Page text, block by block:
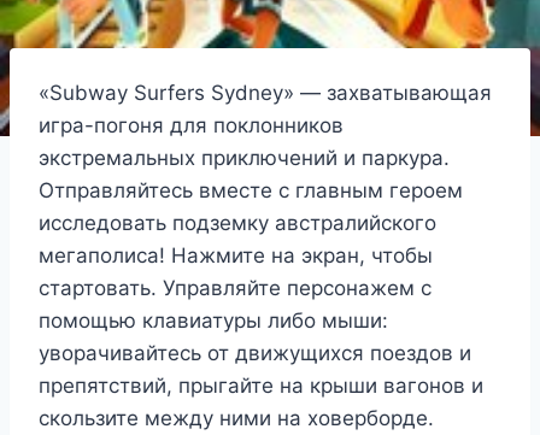
«Subway Surfers Sydney» — захватывающая
игра-погоня для поклонников
экстремальных приключений и паркура.
Отправляйтесь вместе с главным героем
исследовать подземку австралийского
мегаполиса! Нажмите на экран, чтобы
стартовать. Управляйте персонажем с
помощью клавиатуры либо мыши:
уворачивайтесь от движущихся поездов и
препятствий, прыгайте на крыши вагонов и
скользите между ними на ховерборде.